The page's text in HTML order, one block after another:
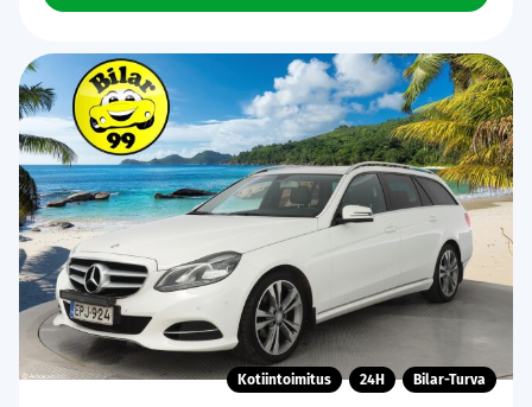
Kotiintoimitus 24H Bilar-Turva